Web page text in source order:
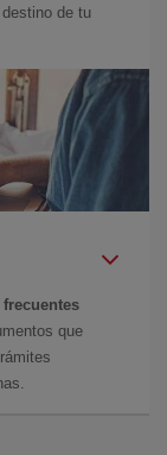
de tu
que